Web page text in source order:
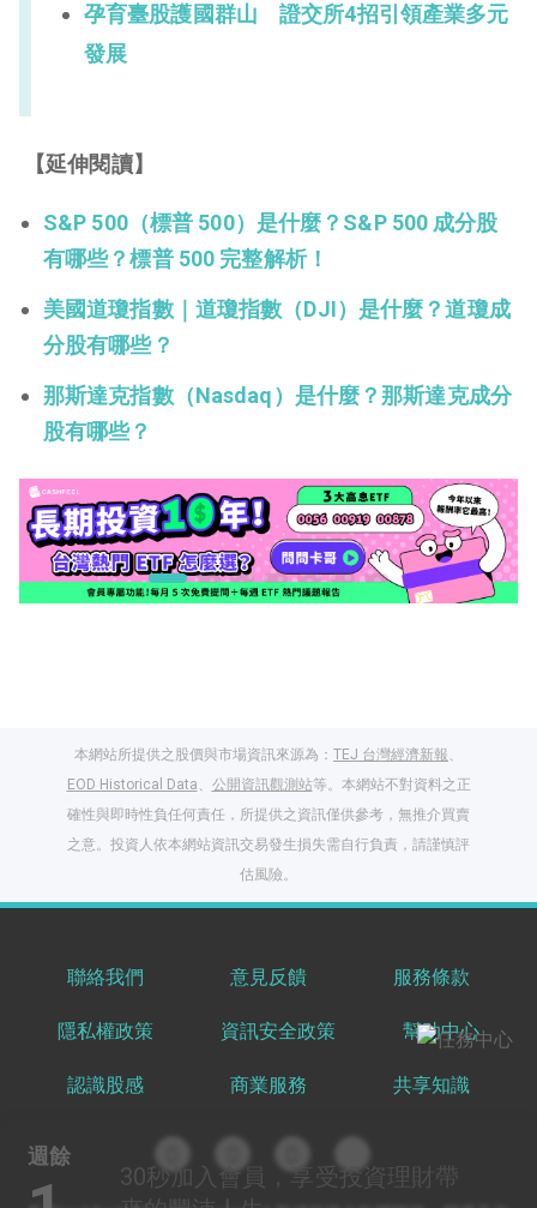
孕育臺股護國群山 證交所4招引領產業多元
發展
【延伸閱讀】
S&P 500（標普 500）是什麼？S&P 500 成分股
有哪些？標普 500 完整解析！
美國道瓊指數｜道瓊指數（DJI）是什麼？道瓊成
分股有哪些？
那斯達克指數（Nasdaq）是什麼？那斯達克成分
股有哪些？
週餘
30秒加入會員，享受投資理財帶
本網站所提供之股價與市場資訊來源為： TEJ 台灣經濟新報、
EOD Historical Data、 公開資訊觀測站等。本網站不對資料之正
確性與即時性負任何責任，所提供之資訊僅供參考，無推介買賣
之意。投資人依本網站資訊交易發生損失需自行負責，請謹慎評
估風險。
聯絡我們 意見反饋 服務條款
隱私權政策 資訊安全政策 幫助中心
認識股感 商業服務 共享知識
出國就缺這咖？股